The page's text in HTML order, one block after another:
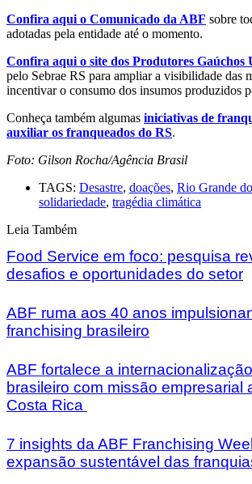
Confira aqui o Comunicado da ABF sobre
adotadas pela entidade até o momento.
Confira aqui o site dos Produtores Gaúchos
pelo Sebrae RS para ampliar a visibilidade das
incentivar o consumo dos insumos produzidos
Conheça também algumas iniciativas de
auxiliar os franqueados do RS.
Foto: Gilson Rocha/Agência Brasil
TAGS: Desastre, doações, Rio Grande
solidariedade, tragédia climática
Leia Também
Food Service em foco: pesquisa
desafios e oportunidades do setor
ABF ruma aos 40 anos
franchising brasileiro
ABF fortalece a
brasileiro com missão empresarial
Costa Rica
7 insights da ABF Franchising
expansão sustentável das